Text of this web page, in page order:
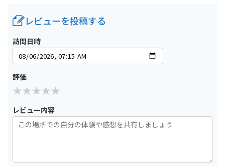
レビューを投稿する
訪問日時
評価
レビュー内容